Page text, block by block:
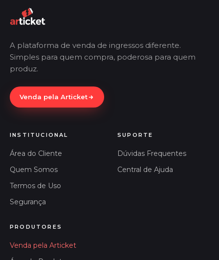
A plataforma de venda de ingressos diferente.
Simples para quem compra, poderosa para quem
produz.
Venda pela Articket
INSTITUCIONAL
Área do Cliente
Quem Somos
Termos de Uso
Segurança
SUPORTE
Dúvidas Frequentes
Central de Ajuda
PRODUTORES
Venda pela Articket